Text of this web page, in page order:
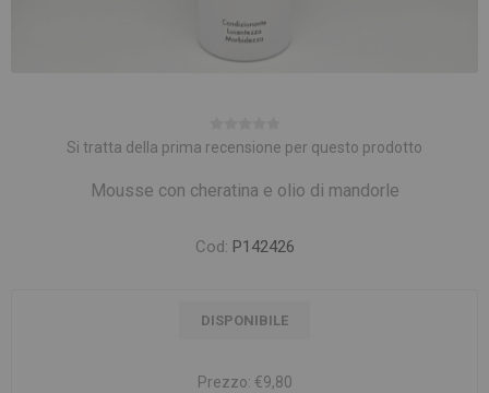
Si tratta della prima recensione per questo prodotto
Mousse con cheratina e olio di mandorle
Cod: P142426
DISPONIBILE
Prezzo: €9,80